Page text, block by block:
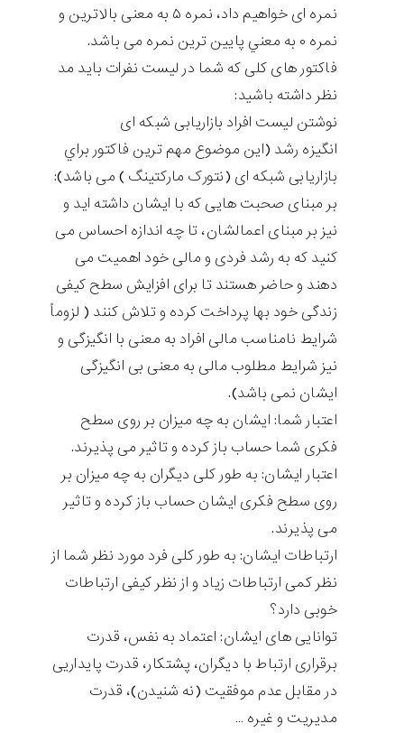
نمره ای خواهيم داد، نمره ۵ به معنی بالاترين و
نمره ۰ به معني پايین ترين نمره می باشد.
فاکتور های کلی که شما در لیست نفرات باید مد
نظر داشته باشید:
نوشتن لیست افراد بازاریابی شبکه ای
انگيزه رشد (اين موضوع مهم ترين فاكتور براي
بازاريابی شبكه ای (نتورک مارکتینگ ) می باشد):
بر مبنای صحبت هايی كه با ايشان داشته ايد و
نيز بر مبنای اعمالشان، تا چه اندازه احساس می
كنيد كه به رشد فردی و مالی خود اهميت می
دهند و حاضر هستند تا برای افزايش سطح كيفی
زندگی خود بها پرداخت كرده و تلاش كنند ( لزوماً
شرايط نامناسب مالی افراد به معنی با انگيزگی و
نيز شرايط مطلوب مالی به معنی بی انگيزگی
ايشان نمی باشد).
اعتبار شما: ايشان به چه ميزان بر روی سطح
فكری شما حساب باز كرده و تاثير می پذيرند.
اعتبار ايشان: به طور كلی ديگران به چه ميزان بر
روی سطح فكری ايشان حساب باز كرده و تاثير
می پذيرند.
ارتباطات ايشان: به طور كلی فرد مورد نظر شما از
نظر كمی ارتباطات زياد و از نظر كيفی ارتباطات
خوبی دارد؟
توانايی های ايشان: اعتماد به نفس، قدرت
برقراری ارتباط با ديگران، پشتكار، قدرت پايداريی
در مقابل عدم موفقيت (نه شنيدن)، قدرت
مديريت و غيره …